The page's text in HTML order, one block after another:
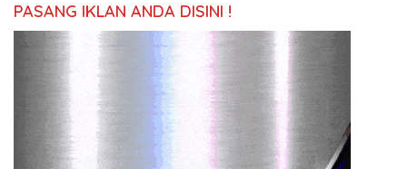
PASANG IKLAN ANDA DISINI !